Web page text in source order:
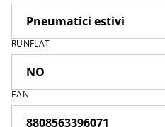
RUNFLAT
EAN